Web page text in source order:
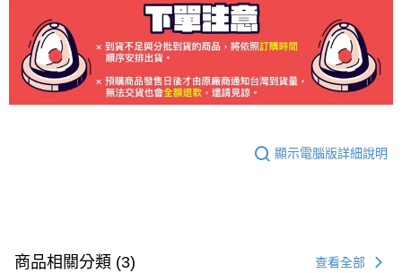
顯示電腦版詳細說明
商品相關分類 (3) 查看全部